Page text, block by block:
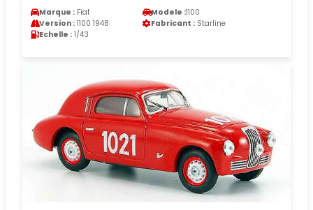
Marque : Fiat Modele :1100
Version : 1100 1948 Fabricant : Starline
Echelle : 1/43